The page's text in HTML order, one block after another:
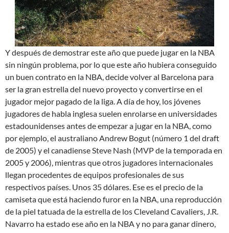
Y después de demostrar este año que puede jugar en la NBA
sin ningún problema, por lo que este año hubiera conseguido
un buen contrato en la NBA, decide volver al Barcelona para
ser la gran estrella del nuevo proyecto y convertirse en el
jugador mejor pagado de la liga. A día de hoy, los jóvenes
jugadores de habla inglesa suelen enrolarse en universidades
estadounidenses antes de empezar a jugar en la NBA, como
por ejemplo, el australiano Andrew Bogut (número 1 del draft
de 2005) y el canadiense Steve Nash (MVP de la temporada en
2005 y 2006), mientras que otros jugadores internacionales
llegan procedentes de equipos profesionales de sus
respectivos países. Unos 35 dólares. Ese es el precio de la
camiseta que está haciendo furor en la NBA, una reproducción
de la piel tatuada de la estrella de los Cleveland Cavaliers, J.R.
Navarro ha estado ese año en la NBA y no para ganar dinero,